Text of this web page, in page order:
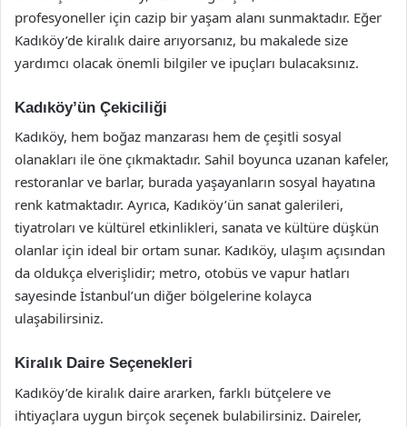
profesyoneller için cazip bir yaşam alanı sunmaktadır. Eğer
Kadıköy’de kiralık daire arıyorsanız, bu makalede size
yardımcı olacak önemli bilgiler ve ipuçları bulacaksınız.
Kadıköy’ün Çekiciliği
Kadıköy, hem boğaz manzarası hem de çeşitli sosyal
olanakları ile öne çıkmaktadır. Sahil boyunca uzanan kafeler,
restoranlar ve barlar, burada yaşayanların sosyal hayatına
renk katmaktadır. Ayrıca, Kadıköy’ün sanat galerileri,
tiyatroları ve kültürel etkinlikleri, sanata ve kültüre düşkün
olanlar için ideal bir ortam sunar. Kadıköy, ulaşım açısından
da oldukça elverişlidir; metro, otobüs ve vapur hatları
sayesinde İstanbul’un diğer bölgelerine kolayca
ulaşabilirsiniz.
Kiralık Daire Seçenekleri
Kadıköy’de kiralık daire ararken, farklı bütçelere ve
ihtiyaçlara uygun birçok seçenek bulabilirsiniz. Daireler,